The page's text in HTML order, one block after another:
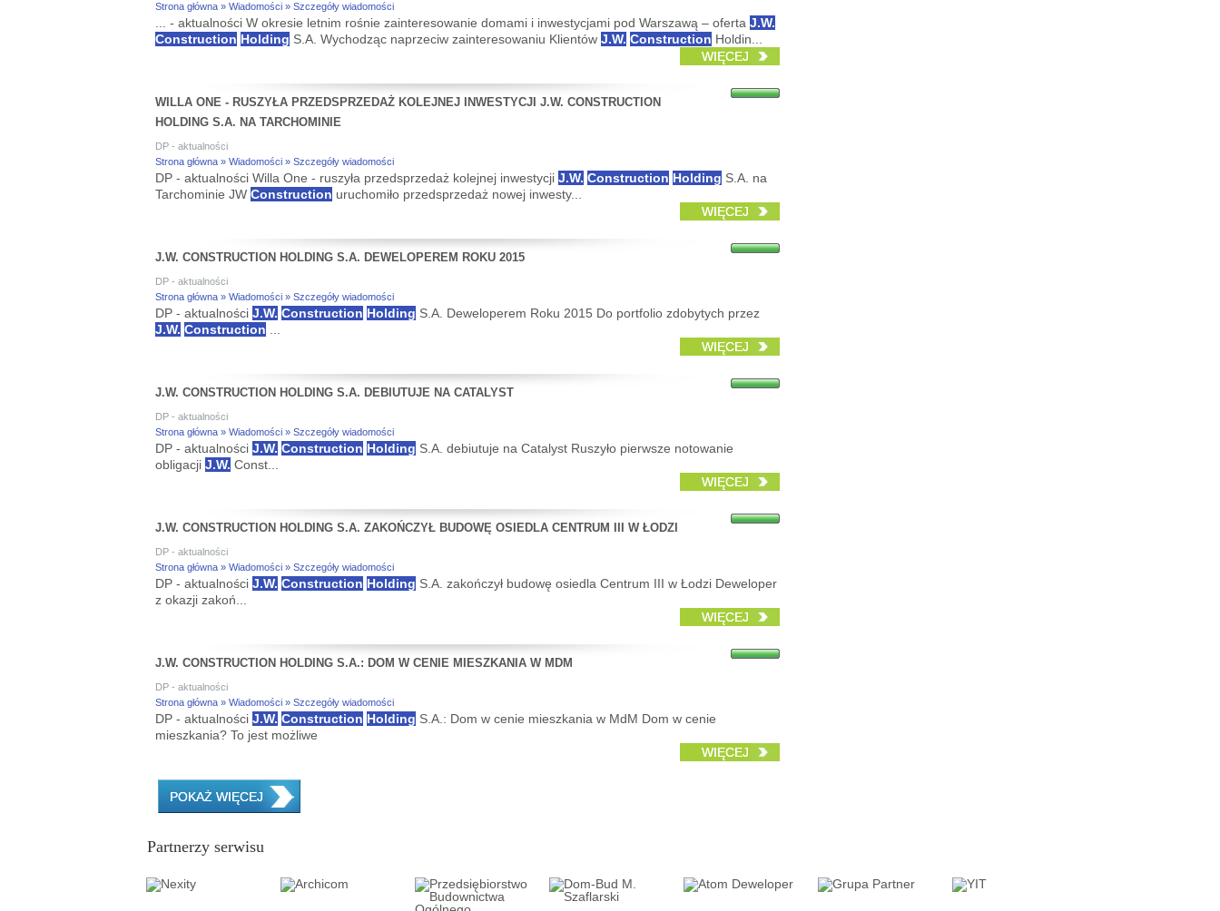
Strona główna » Wiadomości » Szczegóły wiadomości
... - aktualności W okresie letnim rośnie zainteresowanie domami i inwestycjami pod Warszawą – oferta J.W.
Construction Holding S.A. Wychodząc naprzeciw zainteresowaniu Klientów J.W. Construction Holdin...
WIĘCEJ
WILLA ONE - RUSZYŁA PRZEDSPRZEDAŻ KOLEJNEJ INWESTYCJI J.W. CONSTRUCTION
HOLDING S.A. NA TARCHOMINIE
DP - aktualności
Strona główna » Wiadomości » Szczegóły wiadomości
DP - aktualności Willa One - ruszyła przedsprzedaż kolejnej inwestycji J.W. Construction Holding S.A. na
Tarchominie JW Construction uruchomiło przedsprzedaż nowej inwesty...
WIĘCEJ
J.W. CONSTRUCTION HOLDING S.A. DEWELOPEREM ROKU 2015
DP - aktualności
Strona główna » Wiadomości » Szczegóły wiadomości
DP - aktualności J.W. Construction Holding S.A. Deweloperem Roku 2015 Do portfolio zdobytych przez
J.W. Construction
WIĘCEJ
J.W. CONSTRUCTION HOLDING S.A. DEBIUTUJE NA CATALYST
DP - aktualności
Strona główna » Wiadomości » Szczegóły wiadomości
DP - aktualności J.W. Construction Holding S.A. debiutuje na Catalyst Ruszyło pierwsze notowanie
obligacji J.W. Const...
WIĘCEJ
J.W. CONSTRUCTION HOLDING S.A. ZAKOŃCZYŁ BUDOWĘ OSIEDLA CENTRUM III W ŁODZI
DP - aktualności
Strona główna » Wiadomości » Szczegóły wiadomości
DP - aktualności J.W. Construction Holding S.A. zakończył budowę osiedla Centrum III w Łodzi Deweloper
z okazji zakoń...
WIĘCEJ
J.W. CONSTRUCTION HOLDING S.A.: DOM W CENIE MIESZKANIA W MDM
DP - aktualności
Strona główna » Wiadomości » Szczegóły wiadomości
DP - aktualności J.W. Construction Holding S.A.: Dom w cenie mieszkania w MdM Dom w cenie
mieszkania? To jest możliwe
WIĘCEJ
POKAŻ WIĘCEJ
Partnerzy serwisu